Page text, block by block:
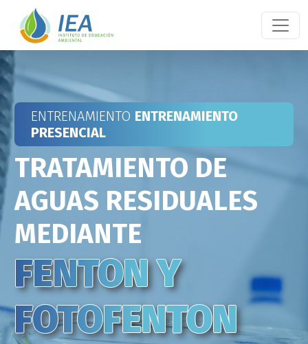
ENTRENAMIENTO ENTRENAMIENTO
PRESENCIAL
TRATAMIENTO DE
AGUAS RESIDUALES
MEDIANTE
FENTON Y
FOTOFENTON
FENTON Y
FOTOFENTON